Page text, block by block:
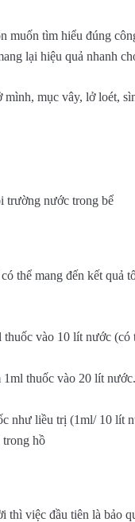
muốn tìm hiểu đúng
lại hiệu quả nhanh
mình, mục vây, lở loét,
trường nước trong bể
thể mang đến kết quả
vào 10 lít nước (có
thuốc vào 20 lít
như liều trị (1ml/ 10 lít
trong hồ
việc đầu tiên là bảo